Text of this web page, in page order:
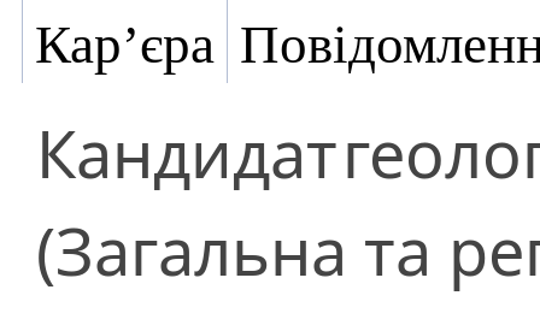
Кар’єра
Кандидат
(Загальна та